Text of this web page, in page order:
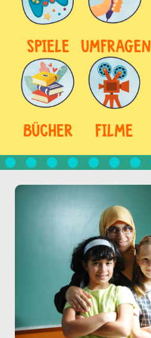
SPIELE UMFRAGEN
BÜCHER FILME